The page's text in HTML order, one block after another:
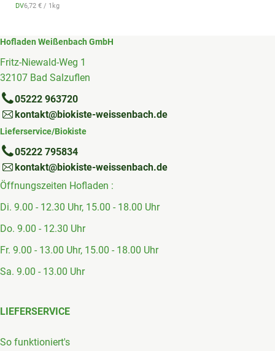
, Herkunft:
DV, Referenzpreis:
6,72 € / 1kg
Hofladen Weißenbach GmbH
Fritz-Niewald-Weg 1
32107 Bad Salzuflen
05222 963720
kontakt@biokiste-weissenbach.de
Lieferservice/Biokiste
05222 795834
kontakt@biokiste-weissenbach.de
Öffnungszeiten Hofladen :
Di. 9.00 - 12.30 Uhr, 15.00 - 18.00 Uhr
Do. 9.00 - 12.30 Uhr
Fr. 9.00 - 13.00 Uhr, 15.00 - 18.00 Uhr
Sa. 9.00 - 13.00 Uhr
LIEFERSERVICE
So funktioniert's